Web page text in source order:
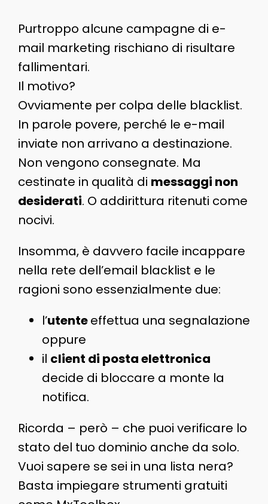
Purtroppo alcune campagne di e-
mail marketing rischiano di risultare
fallimentari.
Il motivo?
Ovviamente per colpa delle blacklist.
In parole povere, perché le e-mail
inviate non arrivano a destinazione.
Non vengono consegnate. Ma
cestinate in qualità di messaggi non
desiderati. O addirittura ritenuti come
nocivi.
Insomma, è davvero facile incappare
nella rete dell’email blacklist e le
ragioni sono essenzialmente due:
l’utenteeffettua una segnalazione
oppure
il client di posta elettronica
decide di bloccare a monte la
notifica.
Ricorda – però – che puoi verificare lo
stato del tuo dominio anche da solo.
Vuoi sapere se sei in una lista nera?
Basta impiegare strumenti gratuiti